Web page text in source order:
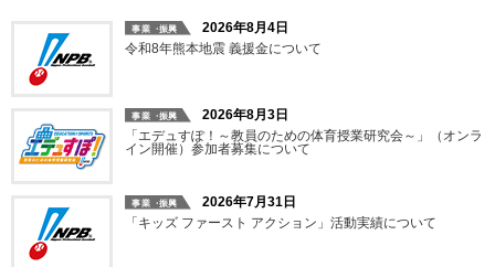
2026年8月4日
令和8年熊本地震 義援金について
2026年8月3日
「エデュすぽ！～教員のための体育授業研究会～」（オンラ
イン開催）参加者募集について
2026年7月31日
「キッズ ファースト アクション」活動実績について